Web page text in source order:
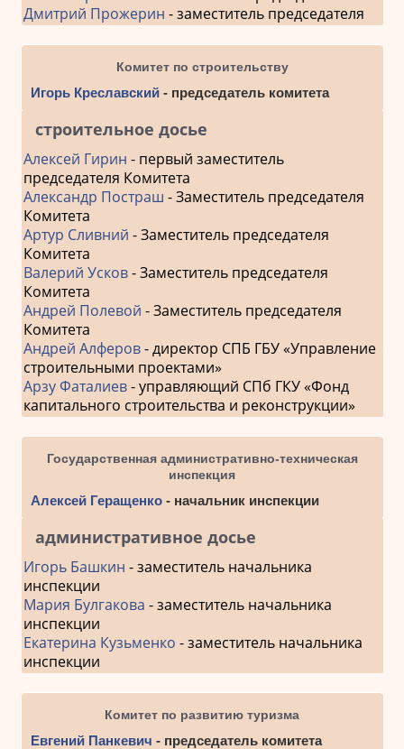
Дмитрий Прожерин - заместитель председателя
Комитет по строительству
Игорь Креславский - председатель комитета
строительное досье
Алексей Гирин - первый заместитель
председателя Комитета
Александр Постраш - Заместитель председателя
Комитета
Артур Сливний - Заместитель председателя
Комитета
Валерий Усков- Заместитель председателя
Комитета
Андрей Полевой - Заместитель председателя
Комитета
Андрей Алферов- директор СПБ ГБУ «Управление
строительными проектами»
Арзу Фаталиев- управляющий СПб ГКУ «Фонд
капитального строительства и реконструкции»
Государственная административно-техническая
инспекция
Алексей Геращенко- начальник инспекции
административное досье
Игорь Башкин - заместитель начальника
инспекции
Мария Булгакова - заместитель начальника
инспекции
Екатерина Кузьменко - заместитель начальника
инспекции
Комитет по развитию туризма
Евгений Панкевич - председатель комитета